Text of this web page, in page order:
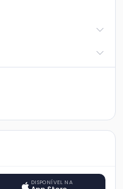
DISPONÍVEL NA